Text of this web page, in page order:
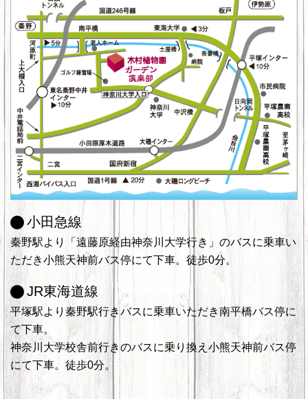
小田急線
秦野駅より「遠藤原経由神奈川大学行き」のバスに乗車い
ただき小熊天神前バス停にて下車。徒歩0分。
JR東海道線
平塚駅より秦野駅行きバスに乗車いただき南平橋バス停に
て下車。
神奈川大学校舎前行きのバスに乗り換え小熊天神前バス停
にて下車。徒歩0分。